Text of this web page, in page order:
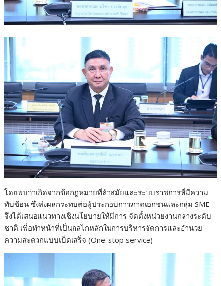
โดยพบว่าเกิดจากข้อกฎหมายที่ล้าสมัยและระบบราชการที่มีความ
ทับซ้อน ซึ่งส่งผลกระทบต่อผู้ประกอบการภาคเอกชนและกลุ่ม SME
จึงได้เสนอแนวทางเชิงนโยบายให้มีการ จัดตั้งหน่วยงานกลางระดับ
ชาติ เพื่อทำหน้าที่เป็นกลไกหลักในการบริหารจัดการและอำนวย
ความสะดวกแบบเบ็ดเสร็จ (One-stop service)